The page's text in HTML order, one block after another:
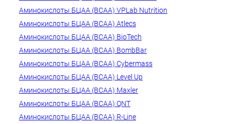
Аминокислоты БЦАА (BCAA) VPLab Nutrition
Аминокислоты БЦАА (BCAA) Atlecs
Аминокислоты БЦАА (BCAA) BioTech
Аминокислоты БЦАА (BCAA) BombBar
Аминокислоты БЦАА (BCAA) Cybermass
Аминокислоты БЦАА (BCAA) Level Up
Аминокислоты БЦАА (BCAA) Maxler
Аминокислоты БЦАА (BCAA) QNT
Аминокислоты БЦАА (BCAA) R-Line